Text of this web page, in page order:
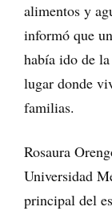
alimentos y
informó que
había ido de
lugar donde
familias.
Rosaura
Universidad
principal del